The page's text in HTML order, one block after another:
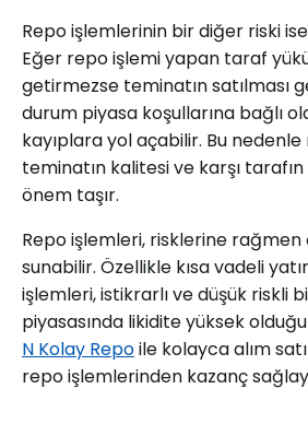
Repo işlemlerinin bir diğer riski
Eğer repo işlemi yapan taraf
getirmezse teminatın satılması
durum piyasa koşullarına bağlı
kayıplara yol açabilir. Bu
teminatın kalitesi ve karşı
önem taşır.
Repo işlemleri, risklerine
sunabilir. Özellikle kısa vadeli
işlemleri, istikrarlı ve düşük riskli
piyasasında likidite yüksek
N Kolay Repoile kolayca alım
repo işlemlerinden kazanç